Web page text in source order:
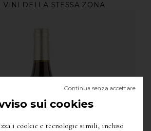
VINI DELLA STESSA ZONA
sui cookies
Continua senza accettare
i cookie e tecnologie simili, incluso